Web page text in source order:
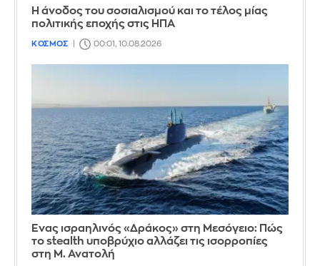
Η άνοδος του σοσιαλισμού και το τέλος μίας
πολιτικής εποχής στις ΗΠΑ
ΚΟΣΜΟΣ 00:01, 10.08.2026
Ένας ισραηλινός «Δράκος» στη Μεσόγειο: Πώς
το stealth υποβρύχιο αλλάζει τις ισορροπίες
στη Μ. Ανατολή